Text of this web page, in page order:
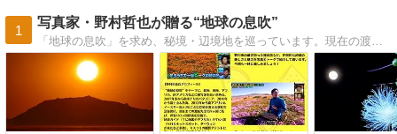
1
写真家・野村哲也が贈る“地球の息吹”